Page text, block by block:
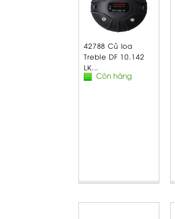
42788 Củ loa
Treble DF 10.142
LK...
Còn hàng